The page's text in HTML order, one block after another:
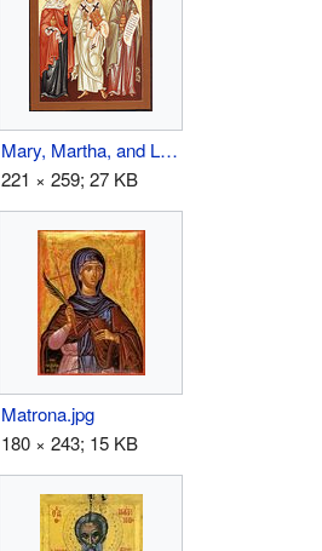
Mary, Martha, and Lazarus.jpg
221 × 259; 27 KB
Matrona.jpg
180 × 243; 15 KB